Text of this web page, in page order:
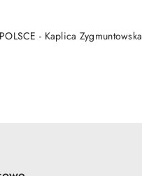
- Kaplica Zygmuntowska